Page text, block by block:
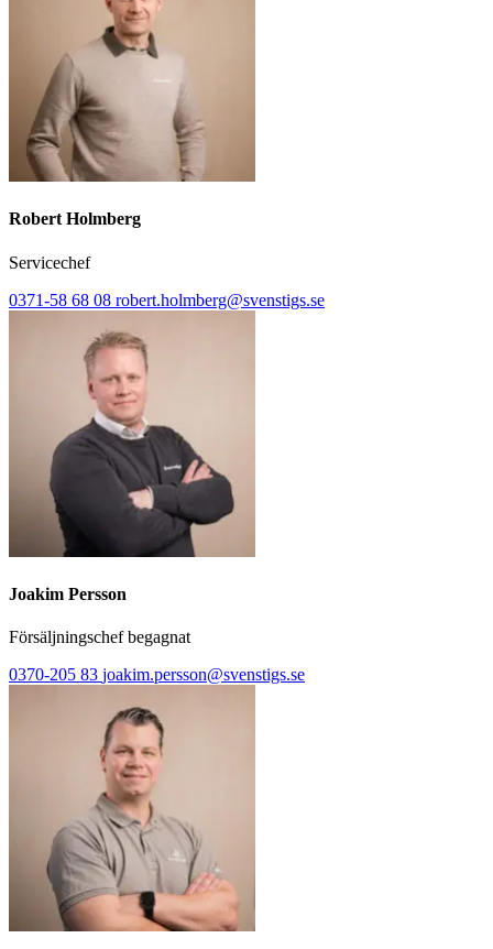
Robert Holmberg
Servicechef
0371-58 68 08 robert.holmberg@svenstigs.se
Joakim Persson
Försäljningschef begagnat
0370-205 83 joakim.persson@svenstigs.se